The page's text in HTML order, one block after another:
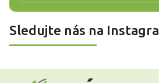
Sledujte nás na